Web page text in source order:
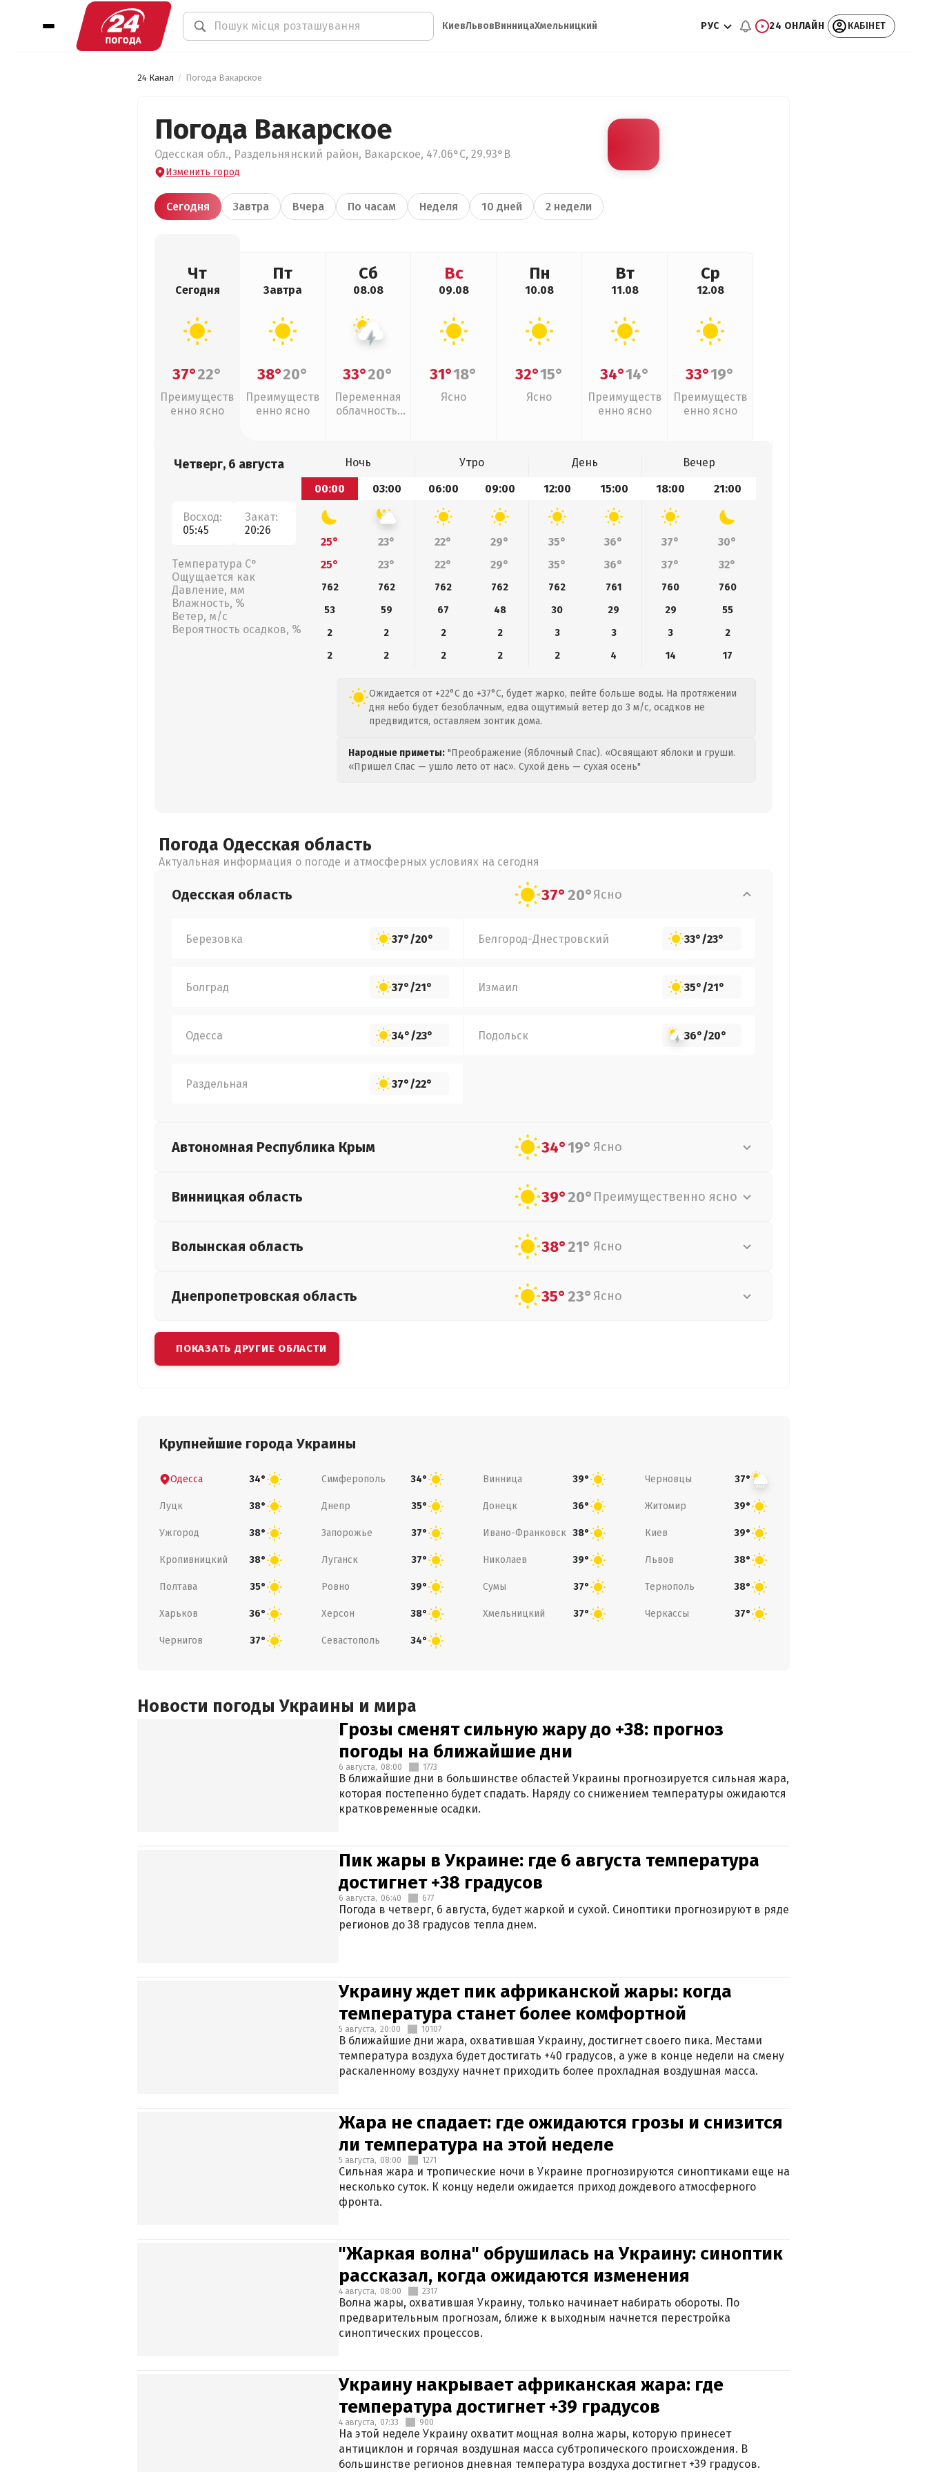
КиевЛьвовВинницаХмельницкий РУС 24 ОНЛАЙН КАБІНЕТ
24 Канал Погода Вакарское
Погода Вакарское
Одесская обл., Раздельнянский район, Вакарское, 47.06°С, 29.93°В
Изменить город
Сегодня Завтра Вчера По часам Неделя 10 дней 2 недели
Чт
Сегодня
37°22°
Преимуществ
енно ясно
Пт
Завтра
38°20°
Преимуществ
енно ясно
Сб
08.08
33°20°
Переменная
облачность,
Вс
09.08
31°18°
Ясно
Пн
10.08
32°15°
Ясно
Вт
11.08
34°14°
Преимуществ
енно ясно
Ср
12.08
33°19°
Преимуществ
енно ясно
Четверг, 6 августа
Восход:
05:45
Закат:
20:26
Температура С°
Ощущается как
Давление, мм
Влажность, %
Ветер, м/с
Вероятность осадков, %
Ночь Утро День
Вечер
00:00
03:00 06:00 09:00 12:00 15:00 18:00 21:00
25° 23° 22° 29° 35° 36° 37°
30°
25°
23° 22° 29° 35° 36° 37° 32°
762 762 762 762 762 761 760
760
53
59 67 48 30 29 29
55
2
2 2 2 3 3 3
2
2
2 2 2 2 4 14 17
Ожидается от +22°C до +37°C, будет жарко, пейте больше воды. На протяжении
дня небо будет безоблачным, едва ощутимый ветер до 3 м/с, осадков не
предвидится, оставляем зонтик дома.
Народные приметы: "Преображение (Яблочный Спас). «Освящают яблоки и груши.
«Пришел Спас — ушло лето от нас». Сухой день — сухая осень"
Погода Одесская область
Актуальная информация о погоде и атмосферных условиях на сегодня
Одесская область 37°20°Ясно
Березовка 37°/20° Белгород-Днестровский 33°/23°
Болград 37°/21° Измаил 35°/21°
Одесса 34°/23° Подольск 36°/20°
Раздельная 37°/22°
Автономная Республика Крым 34°19° Ясно
Винницкая область 39°20° Преимущественно ясно
Волынская область 38°21° Ясно
Днепропетровская область 35°23° Ясно
ПОКАЗАТЬ ДРУГИЕ ОБЛАСТИ
Крупнейшие города Украины
Одесса 34° Симферополь 34° Винница 39° Черновцы 37°
Луцк 38° Днепр 35° Донецк 36° Житомир 39°
Ужгород 38° Запорожье 37° Ивано-Франковск 38° Киев 39°
Кропивницкий 38° Луганск 37° Николаев 39° Львов 38°
Полтава 35° Ровно 39° Сумы 37° Тернополь 38°
Харьков 36° Херсон 38° Хмельницкий 37° Черкассы 37°
Чернигов 37° Севастополь 34°
Новости погоды Украины и мира
Грозы сменят сильную жару до +38: прогноз
погоды на ближайшие дни
6 августа, 08:00 1773
В ближайшие дни в большинстве областей Украины прогнозируется сильная жара,
которая постепенно будет спадать. Наряду со снижением температуры ожидаются
кратковременные осадки.
Пик жары в Украине: где 6 августа температура
достигнет +38 градусов
6 августа, 06:40 677
Погода в четверг, 6 августа, будет жаркой и сухой. Синоптики прогнозируют в ряде
регионов до 38 градусов тепла днем.
Украину ждет пик африканской жары: когда
температура станет более комфортной
5 августа, 20:00 10107
В ближайшие дни жара, охватившая Украину, достигнет своего пика. Местами
температура воздуха будет достигать +40 градусов, а уже в конце недели на смену
раскаленному воздуху начнет приходить более прохладная воздушная масса.
Жара не спадает: где ожидаются грозы и снизится
ли температура на этой неделе
5 августа, 08:00 1271
Сильная жара и тропические ночи в Украине прогнозируются синоптиками еще на
несколько суток. К концу недели ожидается приход дождевого атмосферного
фронта.
"Жаркая волна" обрушилась на Украину: синоптик
рассказал, когда ожидаются изменения
4 августа, 08:00 2317
Волна жары, охватившая Украину, только начинает набирать обороты. По
предварительным прогнозам, ближе к выходным начнется перестройка
синоптических процессов.
Украину накрывает африканская жара: где
температура достигнет +39 градусов
4 августа, 07:33 900
На этой неделе Украину охватит мощная волна жары, которую принесет
антициклон и горячая воздушная масса субтропического происхождения. В
большинстве регионов дневная температура воздуха достигнет +39 градусов.